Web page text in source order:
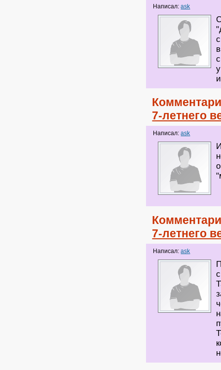
Написал:ask
7-летнего
Написал:ask
7-летнего
Написал:ask